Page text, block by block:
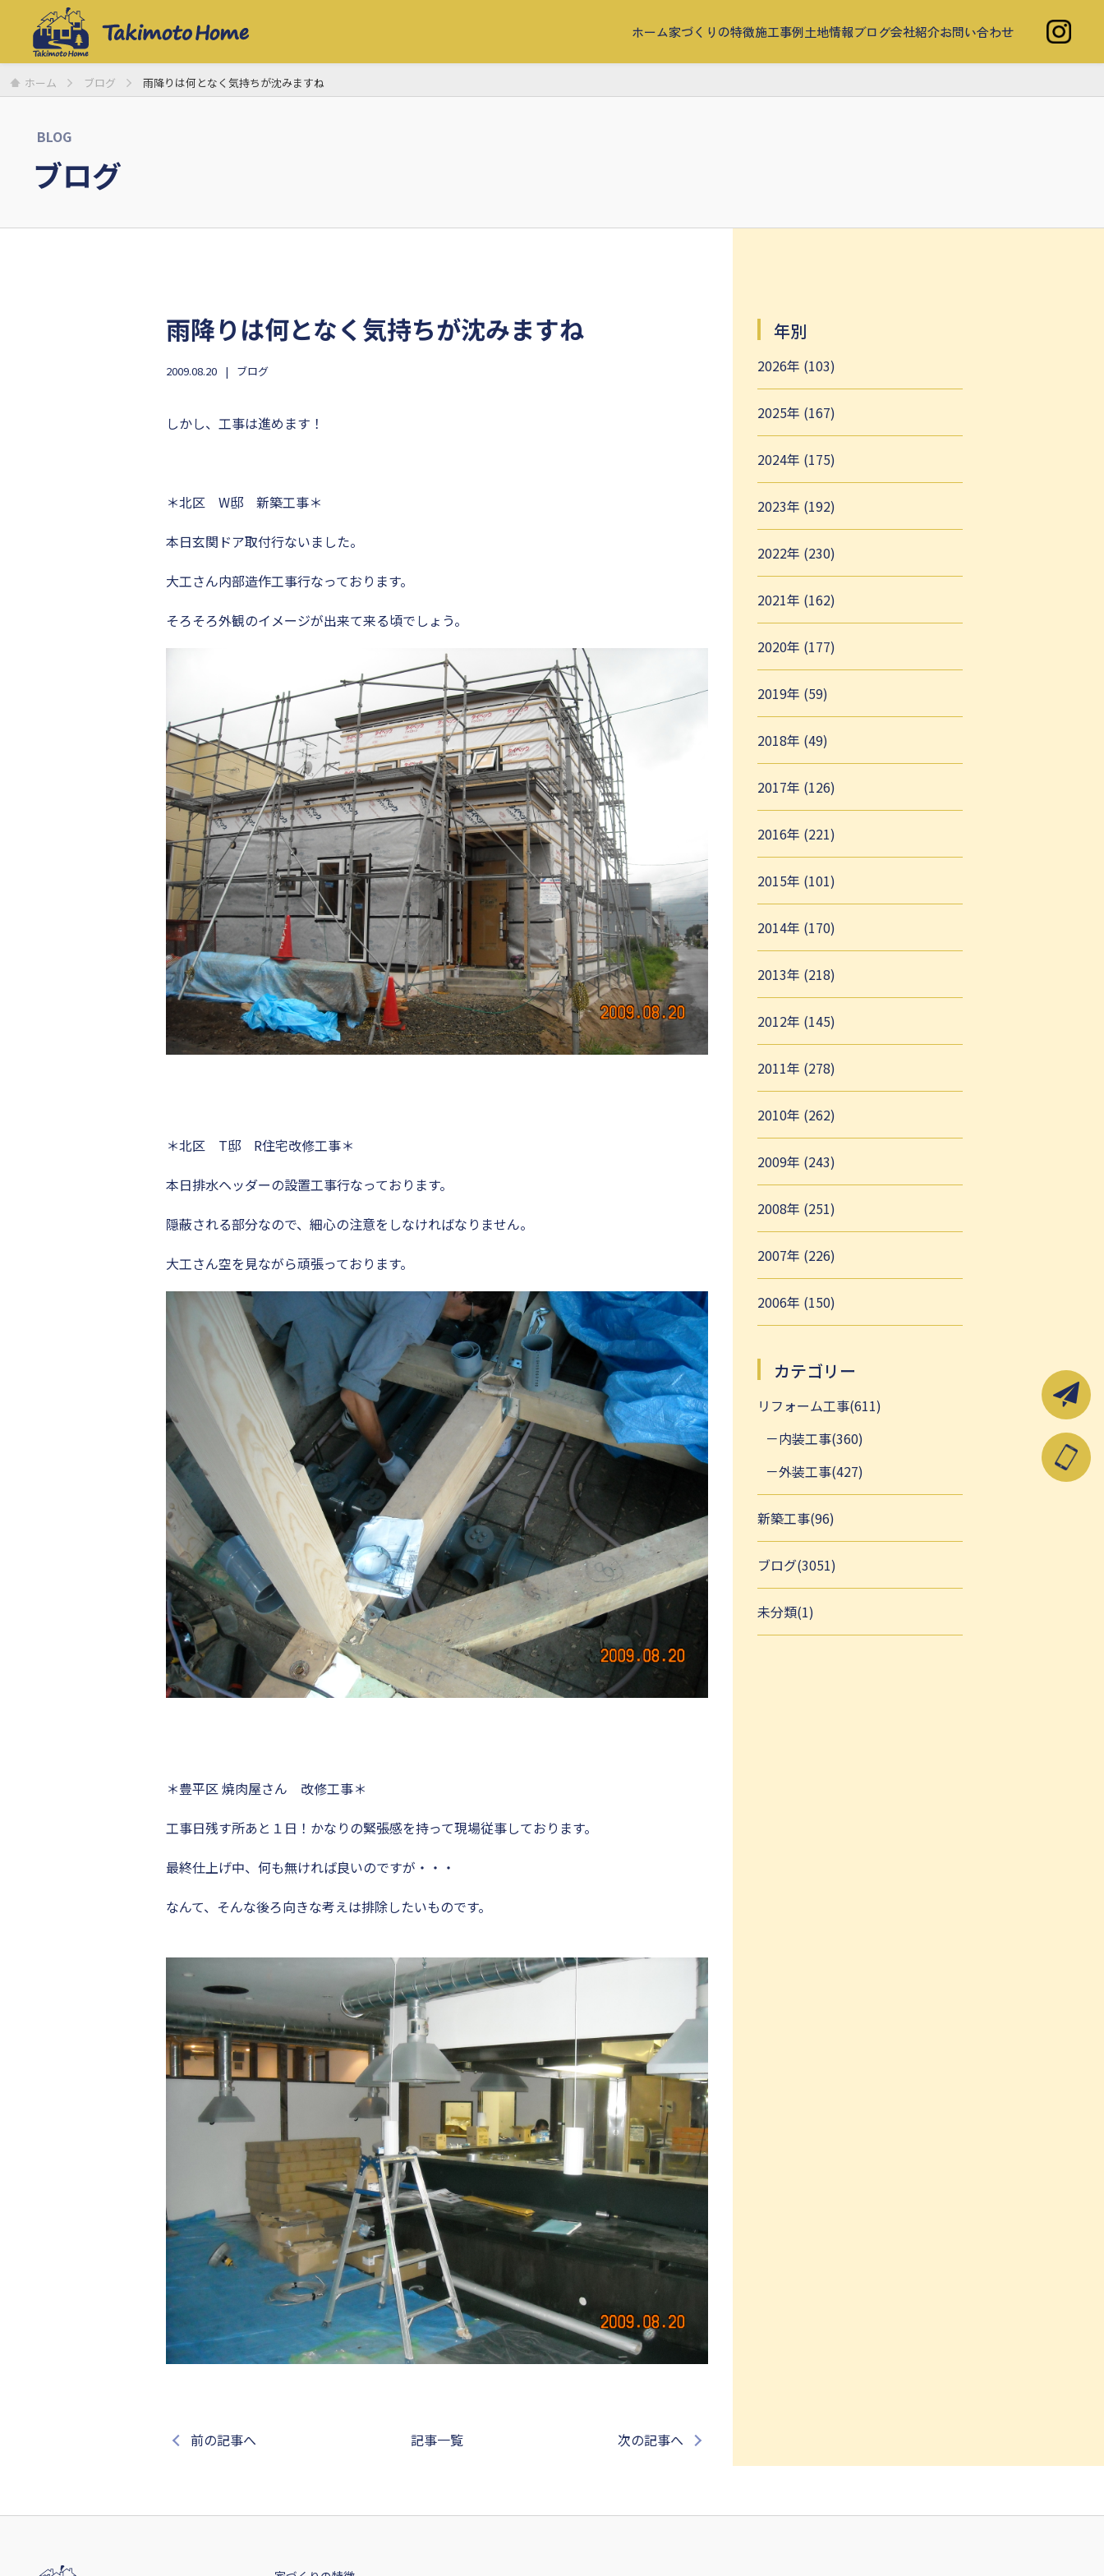
ホーム家づくりの特徴施工事例土地情報ブログ会社紹介お問い合わせ
ホーム ブログ 雨降りは何となく気持ちが沈みますね
BLOG
ブログ
雨降りは何となく気持ちが沈みますね
2009.08.20 ブログ
しかし、工事は進めます！
＊北区 W邸 新築工事＊
本日玄関ドア取付行ないました。
大工さん内部造作工事行なっております。
そろそろ外観のイメージが出来て来る頃でしょう。
＊北区 T邸 R住宅改修工事＊
本日排水ヘッダーの設置工事行なっております。
隠蔽される部分なので、細心の注意をしなければなりません。
大工さん空を見ながら頑張っております。
＊豊平区 焼肉屋さん 改修工事＊
工事日残す所あと１日！かなりの緊張感を持って現場従事しております。
最終仕上げ中、何も無ければ良いのですが・・・
なんて、そんな後ろ向きな考えは排除したいものです。
前の記事へ 記事一覧 次の記事へ
年別
2026年 (103)
2025年 (167)
2024年 (175)
2023年 (192)
2022年 (230)
2021年 (162)
2020年 (177)
2019年 (59)
2018年 (49)
2017年 (126)
2016年 (221)
2015年 (101)
2014年 (170)
2013年 (218)
2012年 (145)
2011年 (278)
2010年 (262)
2009年 (243)
2008年 (251)
2007年 (226)
2006年 (150)
カテゴリー
リフォーム工事(611)
内装工事(360)
外装工事(427)
新築工事(96)
ブログ(3051)
未分類(1)